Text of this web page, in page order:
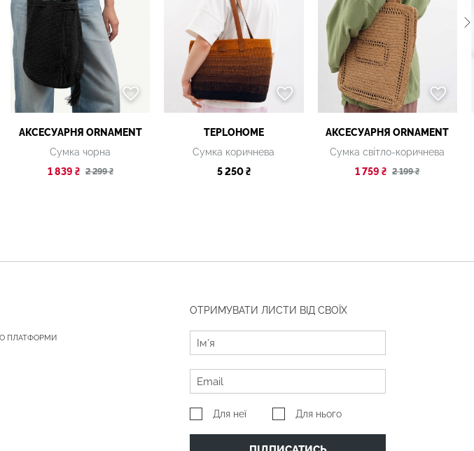
АКСЕСУАРНЯ ОRNAMENT
Сумка чорна
1 839 ₴ 2 299 ₴
TEPLOHOME
Сумка коричнева
5 250 ₴
АКСЕСУАРНЯ ОRNAMENT
Сумка світло-коричнева
1 759 ₴ 2 199 ₴
ПЛАТФОРМИ
ОТРИМУВАТИ ЛИСТИ ВІД СВОЇХ
Для неї Для нього